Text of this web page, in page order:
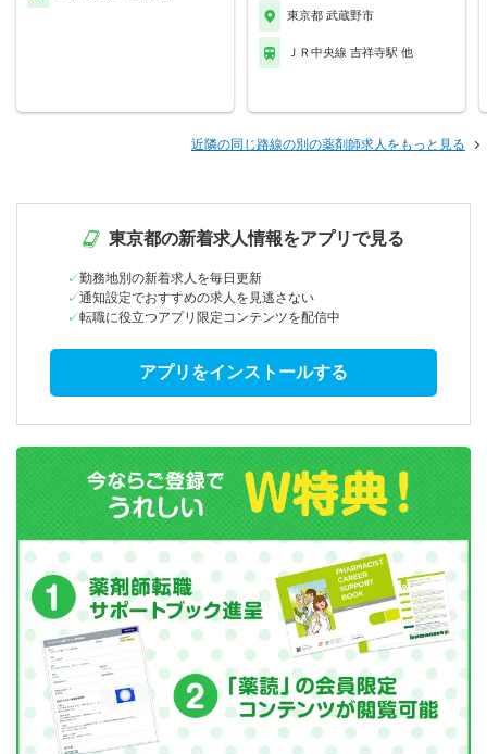
東京都 武蔵野市
ＪＲ中央線 吉祥寺駅 他
近隣の同じ路線の別の薬剤師求人をもっと見る
東京都の新着求人情報をアプリで見る
勤務地別の新着求人を毎日更新
通知設定でおすすめの求人を見逃さない
転職に役立つアプリ限定コンテンツを配信中
アプリをインストールする